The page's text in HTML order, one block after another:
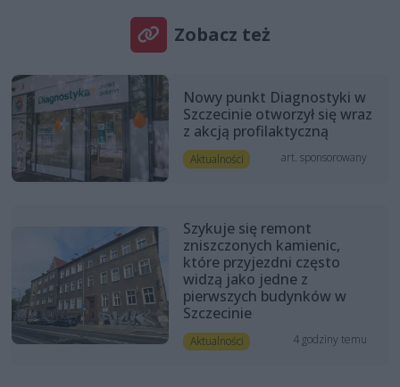
Zobacz też
Nowy punkt Diagnostyki w
Szczecinie otworzył się wraz
z akcją profilaktyczną
Aktualności art. sponsorowany
Szykuje się remont
zniszczonych kamienic,
które przyjezdni często
widzą jako jedne z
pierwszych budynków w
Szczecinie
Aktualności 4 godziny temu